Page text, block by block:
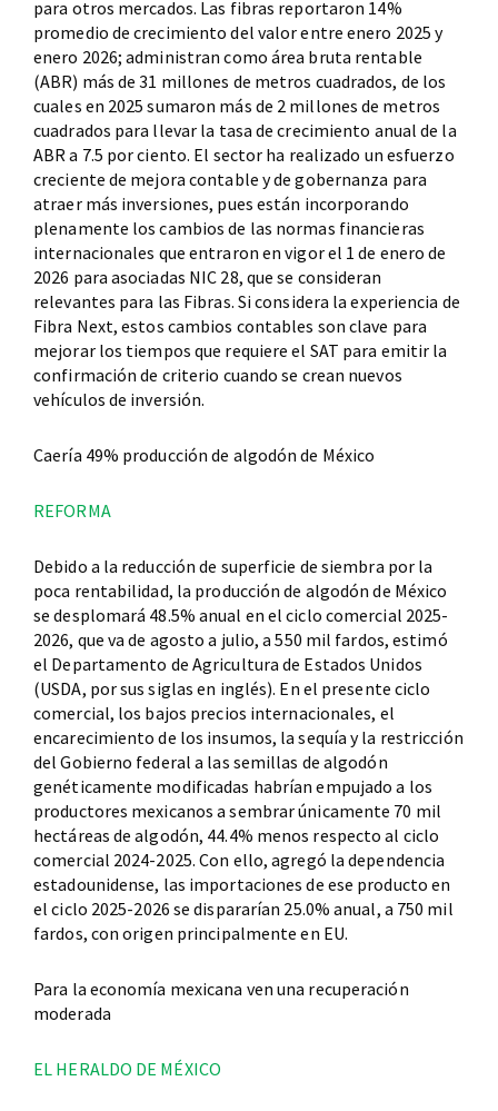
para otros mercados. Las fibras reportaron 14%
promedio de crecimiento del valor entre enero 2025 y
enero 2026; administran como área bruta rentable
(ABR) más de 31 millones de metros cuadrados, de los
cuales en 2025 sumaron más de 2 millones de metros
cuadrados para llevar la tasa de crecimiento anual de la
ABR a 7.5 por ciento. El sector ha realizado un esfuerzo
creciente de mejora contable y de gobernanza para
atraer más inversiones, pues están incorporando
plenamente los cambios de las normas financieras
internacionales que entraron en vigor el 1 de enero de
2026 para asociadas NIC 28, que se consideran
relevantes para las Fibras. Si considera la experiencia de
Fibra Next, estos cambios contables son clave para
mejorar los tiempos que requiere el SAT para emitir la
confirmación de criterio cuando se crean nuevos
vehículos de inversión.
Caería 49% producción de algodón de México
REFORMA
Debido a la reducción de superficie de siembra por la
poca rentabilidad, la producción de algodón de México
se desplomará 48.5% anual en el ciclo comercial 2025-
2026, que va de agosto a julio, a 550 mil fardos, estimó
el Departamento de Agricultura de Estados Unidos
(USDA, por sus siglas en inglés). En el presente ciclo
comercial, los bajos precios internacionales, el
encarecimiento de los insumos, la sequía y la restricción
del Gobierno federal a las semillas de algodón
genéticamente modificadas habrían empujado a los
productores mexicanos a sembrar únicamente 70 mil
hectáreas de algodón, 44.4% menos respecto al ciclo
comercial 2024-2025. Con ello, agregó la dependencia
estadounidense, las importaciones de ese producto en
el ciclo 2025-2026 se dispararían 25.0% anual, a 750 mil
fardos, con origen principalmente en EU.
Para la economía mexicana ven una recuperación
moderada
EL HERALDO DE MÉXICO